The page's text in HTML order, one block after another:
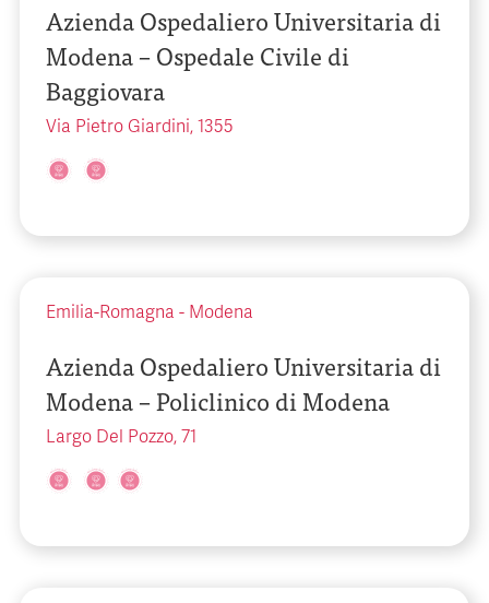
Azienda Ospedaliero Universitaria di
Modena – Ospedale Civile di
Baggiovara
Via Pietro Giardini, 1355
Emilia-Romagna - Modena
Azienda Ospedaliero Universitaria di
Modena – Policlinico di Modena
Largo Del Pozzo, 71